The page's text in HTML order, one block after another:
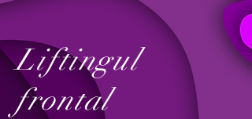
Liftingul
frontal